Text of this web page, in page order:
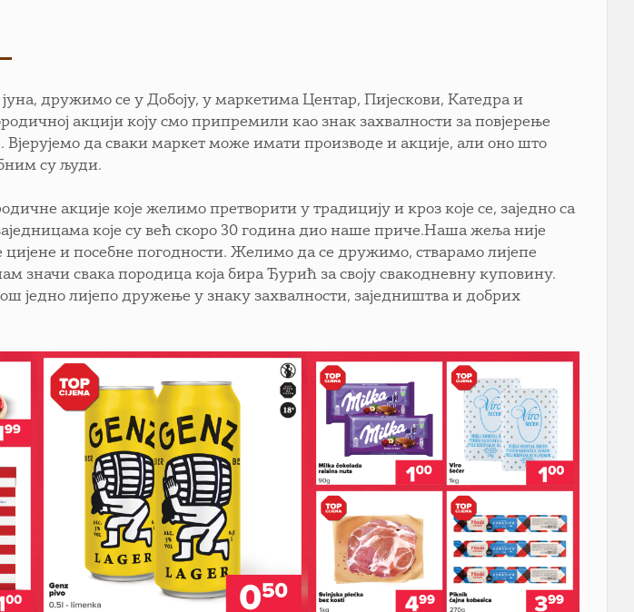
дружимо се у Добоју, у маркетима Центар, Пијескови, Катедра и
акцији коју смо припремили као знак захвалности за повјерење
Вјерујемо да сваки маркет може имати производе и акције, али оно што
су људи.
акције које желимо претворити у традицију и кроз које се, заједно са
које су већ скоро 30 година дио наше приче.Наша жеља није
и посебне погодности. Желимо да се дружимо, стварамо лијепе
значи свака породица која бира Ђурић за своју свакодневну куповину.
једно лијепо дружење у знаку захвалности, заједништва и добрих